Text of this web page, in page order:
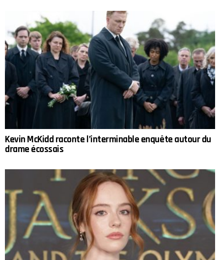
Kevin McKidd raconte l’interminable enquête autour du
drame écossais